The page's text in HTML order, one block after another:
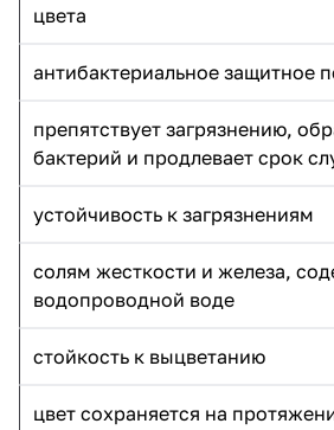
цвета
антибактериальное защитное
препятствует загрязнению,
бактерий и продлевает срок
устойчивость к загрязнениям
солям жесткости и железа,
водопроводной воде
стойкость к выцветанию
цвет сохраняется на